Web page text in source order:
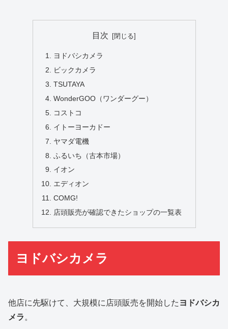
目次
ヨドバシカメラ
ビックカメラ
TSUTAYA
WonderGOO（ワンダーグー）
コストコ
イトーヨーカドー
ヤマダ電機
ふるいち（古本市場）
イオン
エディオン
COMG!
店頭販売が確認できたショップの一覧表
ヨドバシカメラ
他店に先駆けて、大規模に店頭販売を開始した ヨドバシカ
メラ 。